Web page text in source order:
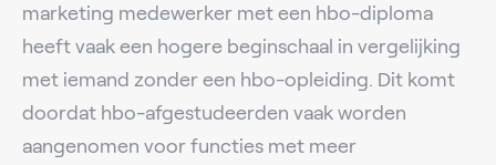
marketing medewerker met een hbo-diploma
heeft vaak een hogere beginschaal in vergelijking
met iemand zonder een hbo-opleiding. Dit komt
doordat hbo-afgestudeerden vaak worden
aangenomen voor functies met meer